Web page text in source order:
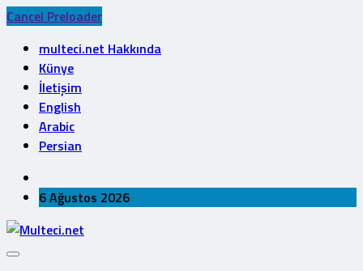
Cancel Preloader
multeci.net Hakkında
Künye
İletişim
English
Arabic
Persian
6 Ağustos 2026